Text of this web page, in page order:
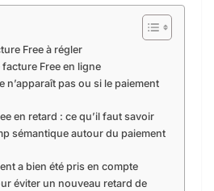
Free à régler
Free en ligne
n’apparaît pas ou si le paiement
en retard : ce qu’il faut savoir
sémantique autour du paiement
a bien été pris en compte
éviter un nouveau retard de